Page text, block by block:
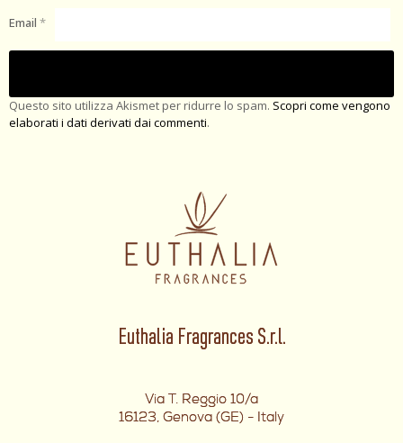
Email *
Questo sito utilizza Akismet per ridurre lo spam. Scopri come vengono
elaborati i dati derivati dai commenti.
Euthalia Fragrances S.r.l.
Via T. Reggio 10/a
16123, Genova (GE) - Italy